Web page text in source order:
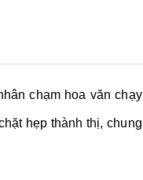
chạm hoa văn chạy
hẹp thành thị, chung